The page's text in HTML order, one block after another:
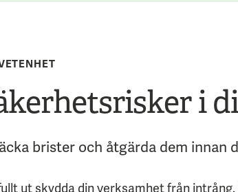
i
brister och åtgärda dem innan
ut skydda din verksamhet från